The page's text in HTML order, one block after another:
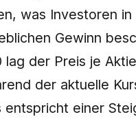
was Investoren
Gewinn
lag der Preis je
der aktuelle
entspricht einer